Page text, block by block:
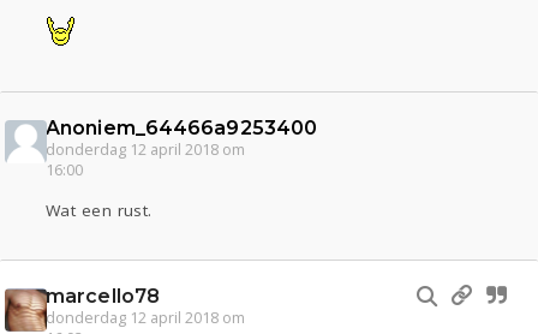
Anoniem_64466a9253400
donderdag 12 april 2018 om
16:00
Wat een rust.
marcello78
donderdag 12 april 2018 om